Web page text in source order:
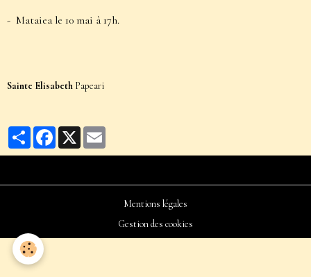
- Mataiea le 10 mai à 17h.
Sainte Elisabeth Papeari
PartagerFacebook
X
Mentions légales
Gestion des cookies